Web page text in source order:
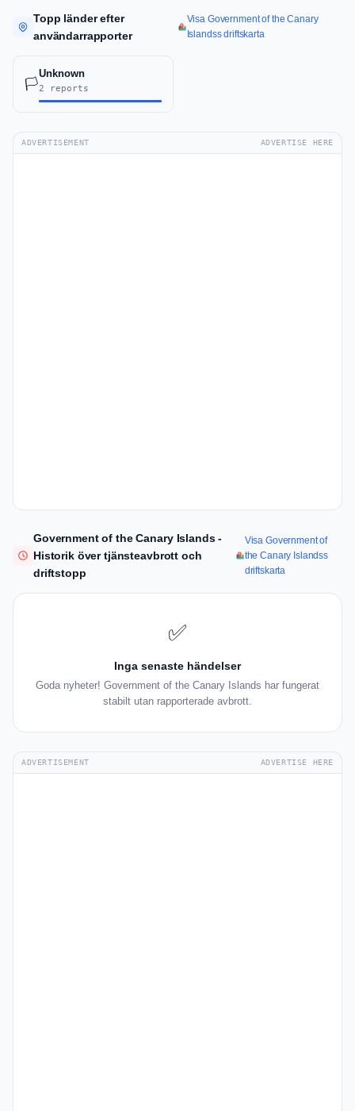
Topp länder efter
användarrapporter
Visa Government of the Canary
Islandss driftskarta
🏳️
Unknown
2 reports
ADVERTISEMENT ADVERTISE HERE
Government of the Canary Islands -
Historik över tjänsteavbrott och
driftstopp
Visa Government of
the Canary Islandss
driftskarta
✅
Inga senaste händelser
Goda nyheter! Government of the Canary Islands har fungerat
stabilt utan rapporterade avbrott.
ADVERTISEMENT ADVERTISE HERE